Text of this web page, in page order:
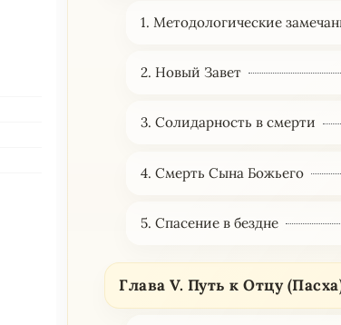
1. Методологические
2. Новый Завет
3. Солидарность в смерти
4. Смерть Сына Божьего
5. Спасение в бездне
Глава V. Путь к Отцу